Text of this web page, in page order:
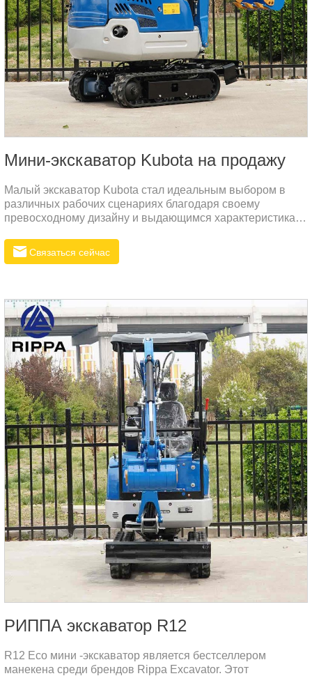
Мини-экскаватор Kubota на продажу
Малый экскаватор Kubota стал идеальным выбором в
различных рабочих сценариях благодаря своему
превосходному дизайну и выдающимся характеристикам.
но и отражает высокое внимание к удобству
эксплуатации, защите окружающей среды и
предлагают отличное соотношение цены и качества.
Оптимизируя наши производственные процессы и
используя эффект масштаба, мы можем обеспечить
экономию средств нашим клиентам.
Связаться сейчас
РИППА экскаватор R12
R12 Eco мини -экскаватор является бестселлером
манекена среди брендов Rippa Excavator. Этот